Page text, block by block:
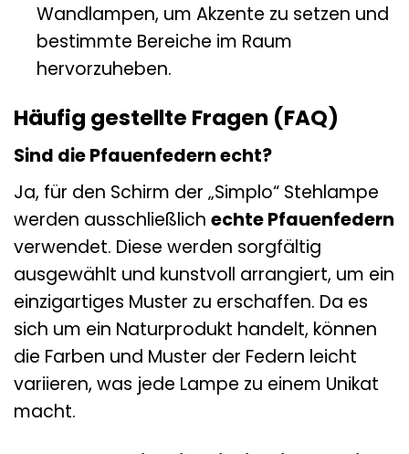
Wandlampen, um Akzente zu setzen und
bestimmte Bereiche im Raum
hervorzuheben.
Häufig gestellte Fragen (FAQ)
Sind die Pfauenfedern echt?
Ja, für den Schirm der „Simplo“ Stehlampe
werden ausschließlich echte Pfauenfedern
verwendet. Diese werden sorgfältig
ausgewählt und kunstvoll arrangiert, um ein
einzigartiges Muster zu erschaffen. Da es
sich um ein Naturprodukt handelt, können
die Farben und Muster der Federn leicht
variieren, was jede Lampe zu einem Unikat
macht.